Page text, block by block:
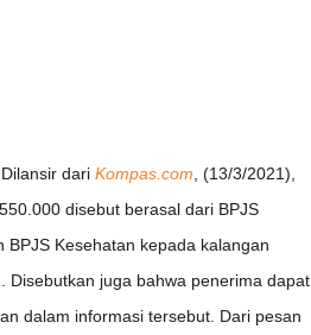
dari Kompas.com, (13/3/2021),
disebut berasal dari BPJS
Kesehatan kepada kalangan
Disebutkan juga bahwa penerima dapat
dalam informasi tersebut. Dari pesan